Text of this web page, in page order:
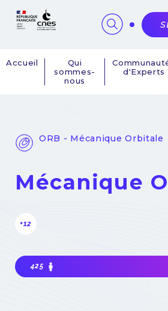
Navigation
Accueil
Qui
sommes-
nous
d'Experts
ORB - Mécanique Orbitale
Mécanique
+12
425